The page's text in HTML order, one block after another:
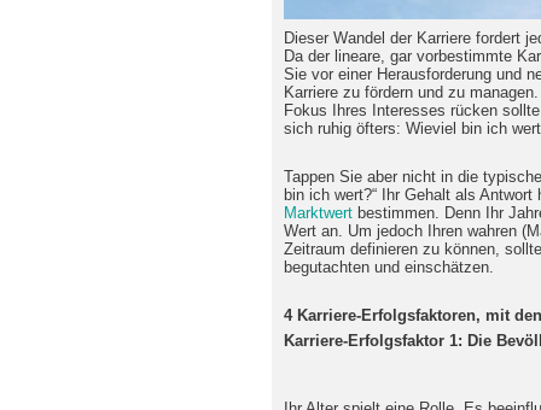
Dieser Wandel der Karriere fordert
Da der lineare, gar vorbestimmte
Sie vor einer Herausforderung und
Karriere zu fördern und zu
Fokus Ihres Interesses rücken
sich ruhig öfters: Wieviel bin ich
Tappen Sie aber nicht in die
bin ich wert?“ Ihr Gehalt als
Marktwert bestimmen. Denn Ihr
Wert an. Um jedoch Ihren wahren
Zeitraum definieren zu können,
begutachten und einschätzen.
4 Karriere-Erfolgsfaktoren, mit
Karriere-Erfolgsfaktor 1: Die